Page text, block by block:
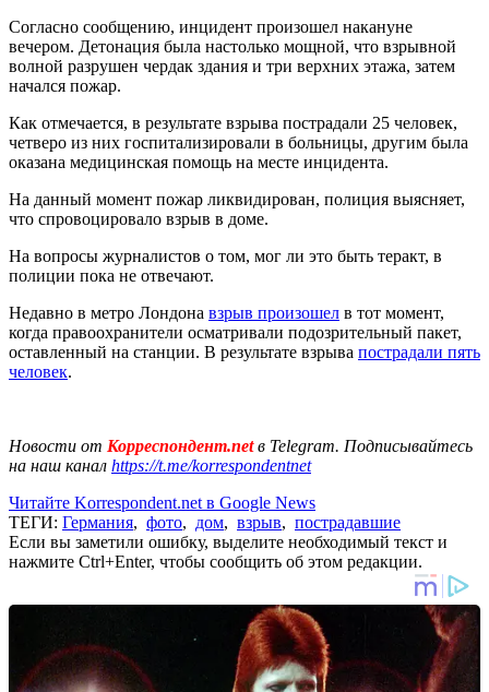
Согласно сообщению, инцидент произошел накануне
вечером. Детонация была настолько мощной, что взрывной
волной разрушен чердак здания и три верхних этажа, затем
начался пожар.
Как отмечается, в результате взрыва пострадали 25 человек,
четверо из них госпитализировали в больницы, другим была
оказана медицинская помощь на месте инцидента.
На данный момент пожар ликвидирован, полиция выясняет,
что спровоцировало взрыв в доме.
На вопросы журналистов о том, мог ли это быть теракт, в
полиции пока не отвечают.
Недавно в метро Лондона взрыв произошел в тот момент,
когда правоохранители осматривали подозрительный пакет,
оставленный на станции. В результате взрыва пострадали пять
человек.
Новости от Корреспондент.netв Telegram. Подписывайтесь
на наш канал https://t.me/korrespondentnet
Читайте Korrespondent.net в Google News
ТЕГИ: Германия, фото, дом, взрыв, пострадавшие
Если вы заметили ошибку, выделите необходимый текст и
нажмите Ctrl+Enter, чтобы сообщить об этом редакции.